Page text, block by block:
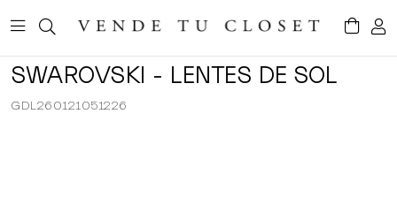
SWAROVSKI - LENTES DE SOL
GDL260121051226